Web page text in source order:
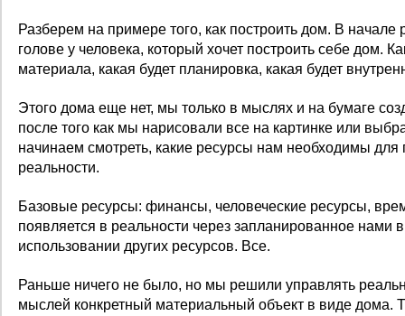
Разберем на примере того, как построить дом. В начале
голове у человека, который хочет построить себе дом.
материала, какая будет планировка, какая будет
Этого дома еще нет, мы только в мыслях и на бумаге
после того как мы нарисовали все на картинке или
начинаем смотреть, какие ресурсы нам необходимы для
реальности.
Базовые ресурсы: финансы, человеческие ресурсы,
появляется в реальности через запланированное нами
использовании других ресурсов. Все.
Раньше ничего не было, но мы решили управлять
мыслей конкретный материальный объект в виде дома.